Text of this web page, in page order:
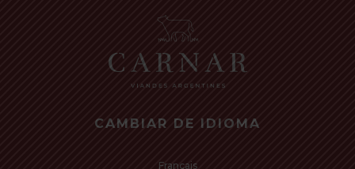
CAMBIAR DE IDIOMA
Français